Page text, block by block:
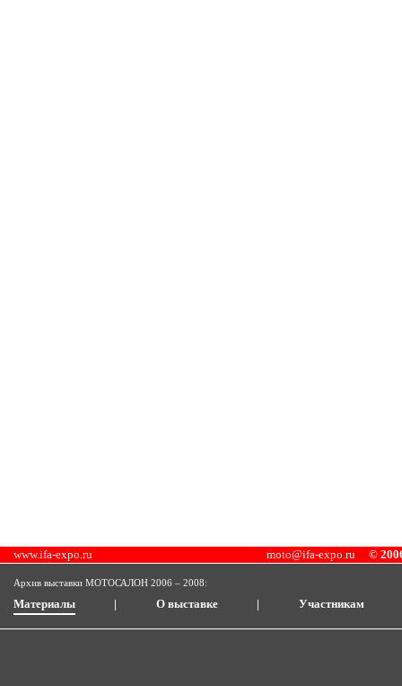
www.ifa-expo.ru moto@ifa-expo.ru ©
Архив выставки МОТОСАЛОН 2006 – 2008:
Материалы | О выставке | Участникам